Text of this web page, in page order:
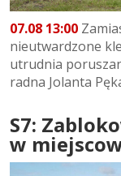
07.08 13:00
nieutwardzone
utrudnia
radna Jolanta
S7:
w